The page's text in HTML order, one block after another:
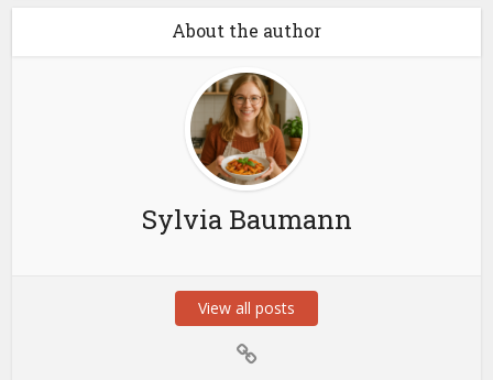
About the author
Sylvia Baumann
View all posts